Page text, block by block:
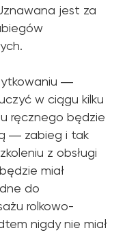
jest za
―
w ciągu kilku
ręcznego będzie
― zabieg i tak
z obsługi
miał
do
rolkowo-
nigdy nie miał